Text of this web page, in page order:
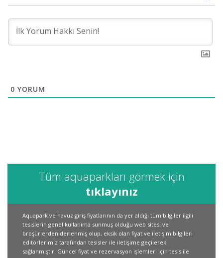
0 YORUM
Tüm aquaparkları görmek için
tıklayınız
Aquapark ve havuz giriş fiyatlarının da yer aldığı tüm bilgiler ilgili
tesislerin genel kullanıma sunmuş olduğu web sitesi ve
broşürlerden derlenmiş olup, eksik olan fiyat ve iletişim bilgileri
editörlerimiz tarafından tesisler ile iletişime geçilerek
sağlanmıştır. Güncel fiyat ve rezervasyon işlemleri için tesis ile